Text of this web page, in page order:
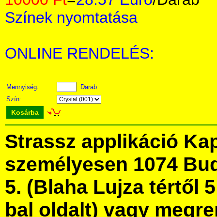
Színek nyomtatása
ONLINE RENDELÉS:
Mennyiség:
Darab
Szín:
Kosárba
Strassz applikáció
személyesen 1074
5. (Blaha Lujza tértől
bal oldalt) vagy